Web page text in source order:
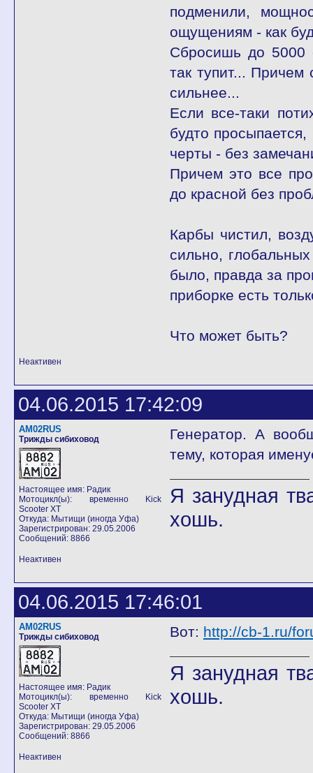
подменили,
ощущениям - как
Сбросишь до 5000
так тупит... Причем
сильнее...
Если все-таки
будто
черты - без
Причем это все
до красной без
Карбы чистил,
сильно,
было, правда за
приборке есть
Что может быть?
Неактивен
04.06.2015 17:42:09
AM02RUS
Трижды сибиховод
Настоящее имя: Радик
Мотоцикл(ы): временно Kick
Scooter XT
Откуда: Мытищи (иногда Уфа)
Зарегистрирован: 29.05.2006
Сообщений: 8866
Генератор. А
тему, которая
Я занудная
хошь.
Неактивен
04.06.2015 17:46:01
AM02RUS
Трижды сибиховод
Настоящее имя: Радик
Мотоцикл(ы): временно Kick
Scooter XT
Откуда: Мытищи (иногда Уфа)
Зарегистрирован: 29.05.2006
Сообщений: 8866
Вот: http://cb-1.ru/
Я занудная
хошь.
Неактивен